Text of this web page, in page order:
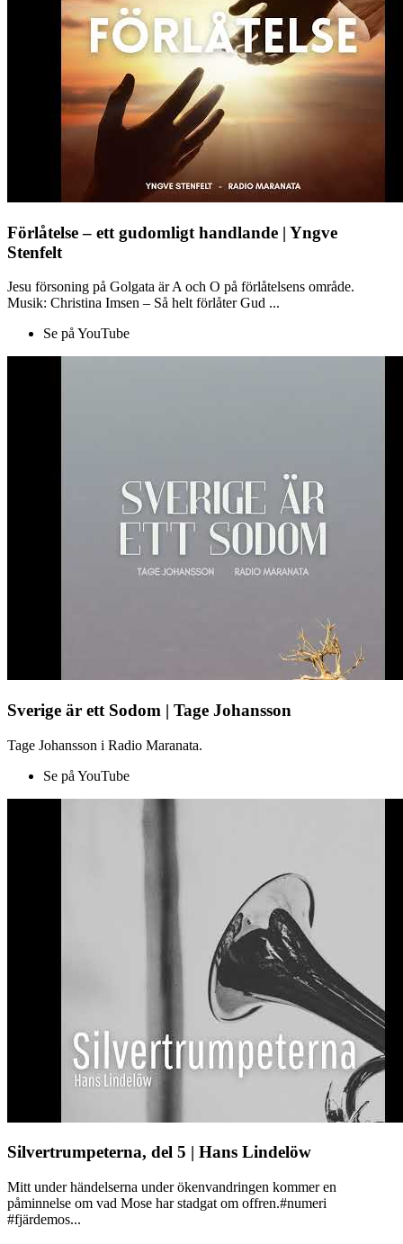
Förlåtelse – ett gudomligt handlande | Yngve
Stenfelt
Jesu försoning på Golgata är A och O på förlåtelsens område.
Musik: Christina Imsen – Så helt förlåter Gud ...
Se på YouTube
Sverige är ett Sodom | Tage Johansson
Tage Johansson i Radio Maranata.
Se på YouTube
Silvertrumpeterna, del 5 | Hans Lindelöw
Mitt under händelserna under ökenvandringen kommer en
påminnelse om vad Mose har stadgat om offren.#numeri
#fjärdemos...